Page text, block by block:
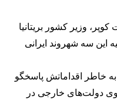
وزیر کشور بریتانیا
این سه شهروند ایرانی
به خاطر اقداماتش پاسخگو
دولت‌های خارجی در